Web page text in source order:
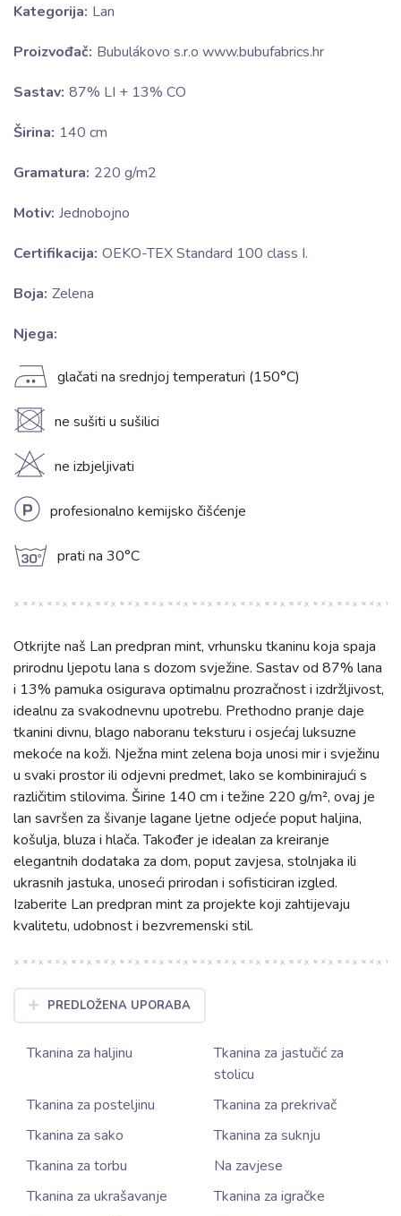
Kategorija: Lan
Proizvođač: Bubulákovo s.r.o www.bubufabrics.hr
Sastav: 87% LI + 13% CO
Širina: 140 cm
Gramatura: 220 g/m2
Motiv: Jednobojno
Certifikacija: OEKO-TEX Standard 100 class I.
Boja: Zelena
Njega:
E glačati na srednjoj temperaturi (150°C)
U ne sušiti u sušilici
H ne izbjeljivati
L profesionalno kemijsko čišćenje
g prati na 30°C
Otkrijte naš Lan predpran mint, vrhunsku tkaninu koja spaja
prirodnu ljepotu lana s dozom svježine. Sastav od 87% lana
i 13% pamuka osigurava optimalnu prozračnost i izdržljivost,
idealnu za svakodnevnu upotrebu. Prethodno pranje daje
tkanini divnu, blago naboranu teksturu i osjećaj luksuzne
mekoće na koži. Nježna mint zelena boja unosi mir i svježinu
u svaki prostor ili odjevni predmet, lako se kombinirajući s
različitim stilovima. Širine 140 cm i težine 220 g/m², ovaj je
lan savršen za šivanje lagane ljetne odjeće poput haljina,
košulja, bluza i hlača. Također je idealan za kreiranje
elegantnih dodataka za dom, poput zavjesa, stolnjaka ili
ukrasnih jastuka, unoseći prirodan i sofisticiran izgled.
Izaberite Lan predpran mint za projekte koji zahtijevaju
kvalitetu, udobnost i bezvremenski stil.
PREDLOŽENA UPORABA
Tkanina za haljinu
Tkanina za jastučić za
stolicu
Tkanina za posteljinu
Tkanina za prekrivač
Tkanina za sako
Tkanina za suknju
Tkanina za torbu
Na zavjese
Tkanina za ukrašavanje
Tkanina za igračke